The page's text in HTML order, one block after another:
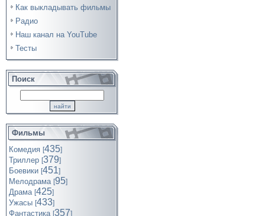
Как выкладывать фильмы
Радио
Наш канал на YouTube
Тесты
Поиск
Фильмы
Комедия [435]
Триллер [379]
Боевики [451]
Мелодрама [95]
Драма [425]
Ужасы [433]
Фантастика [357]